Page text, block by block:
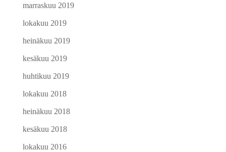
marraskuu 2019
lokakuu 2019
heinäkuu 2019
kesäkuu 2019
huhtikuu 2019
lokakuu 2018
heinäkuu 2018
kesäkuu 2018
lokakuu 2016